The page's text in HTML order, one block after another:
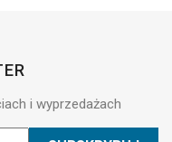
i wyprzedażach